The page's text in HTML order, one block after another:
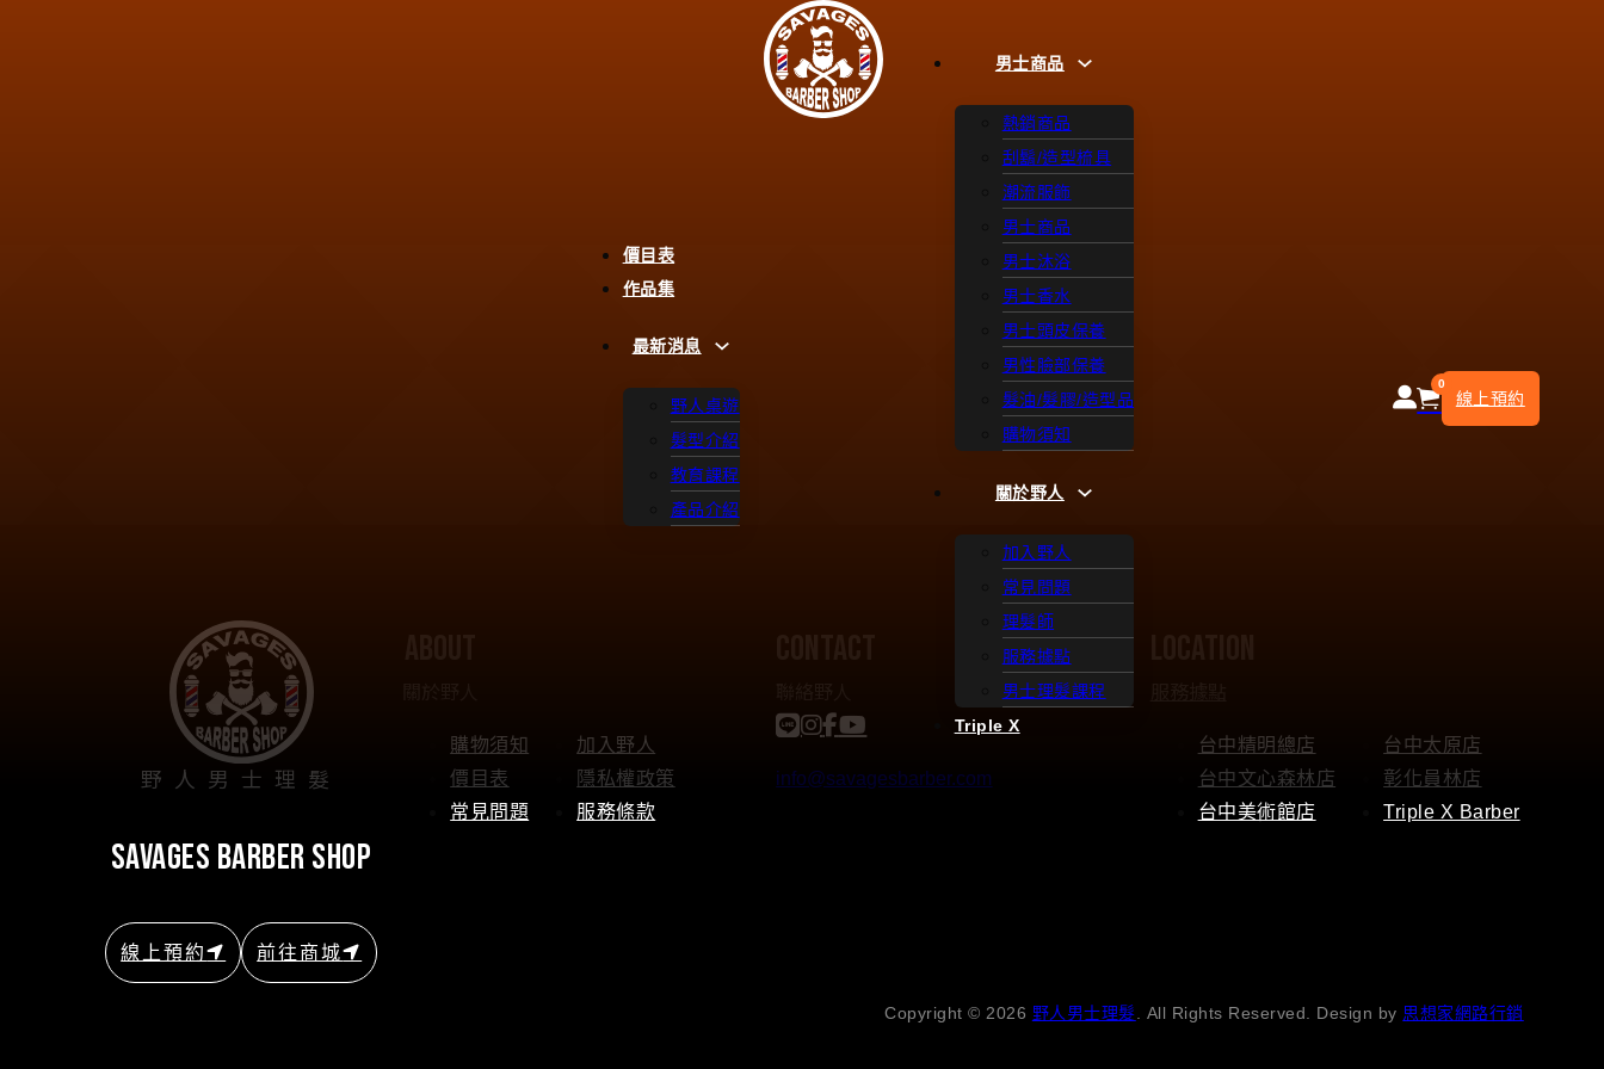
價目表
作品集
最新消息
野人桌遊
髮型介紹
教育課程
產品介紹
男士商品
熱銷商品
刮鬍/造型梳具
潮流服飾
男士商品
男士沐浴
男士香水
男士頭皮保養
男性臉部保養
髮油/髮膠/造型品
購物須知
關於野人
加入野人
常見問題
理髮師
服務據點
男士理髮課程
Triple X
0
線上預約
野人男士理髮
savages barber shop
線上預約 前往商城
購物須知
價目表
常見問題
加入野人
隱私權政策
服務條款
info@savagesbarber.com
台中精明總店
台中文心森林店
台中美術館店
台中太原店
彰化員林店
Triple X Barber
Copyright © 2026 野人男士理髮 . All Rights Reserved. Design by 思想家網路行銷